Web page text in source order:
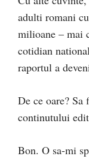
adulti romani
milioane – mai
cotidian
raportul a
De ce oare?
continutului
Bon. O sa-mi